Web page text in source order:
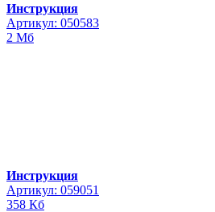
Инструкция
Артикул: 050583
2 Мб
Инструкция
Артикул: 059051
358 Кб